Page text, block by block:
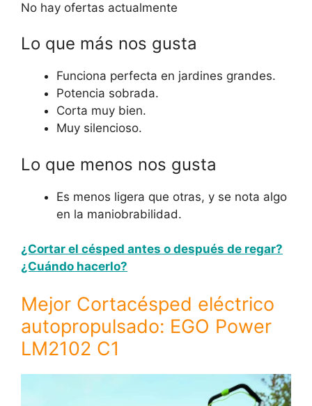
No hay ofertas actualmente
Lo que más nos gusta
Funciona perfecta en jardines grandes.
Potencia sobrada.
Corta muy bien.
Muy silencioso.
Lo que menos nos gusta
Es menos ligera que otras, y se nota algo
en la maniobrabilidad.
¿Cortar el césped antes o después de regar?
¿Cuándo hacerlo?
Mejor Cortacésped eléctrico
autopropulsado: EGO Power
LM2102 C1